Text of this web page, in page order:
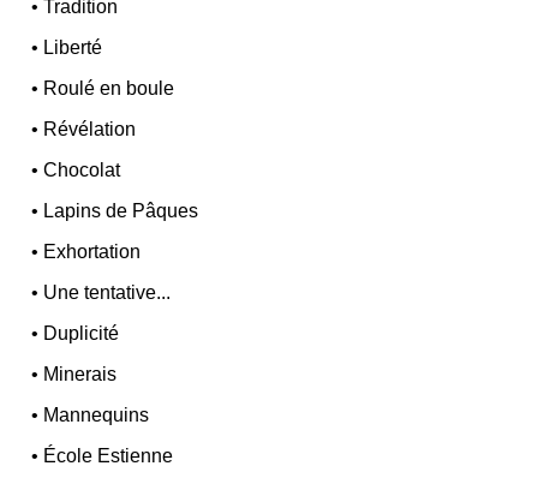
•Tradition
• Liberté
• Roulé en boule
• Révélation
•Chocolat
• Lapins de Pâques
• Exhortation
• Une tentative...
• Duplicité
• Minerais
• Mannequins
• École Estienne